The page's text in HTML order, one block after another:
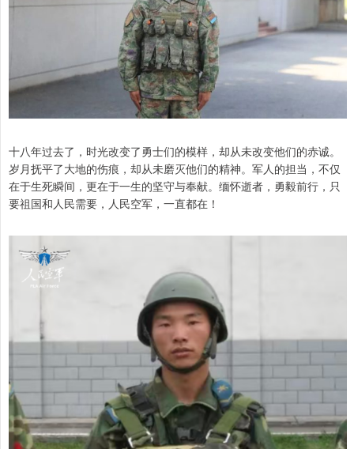
十八年过去了，时光改变了勇士们的模样，却从未改变他们的赤诚。
岁月抚平了大地的伤痕，却从未磨灭他们的精神。军人的担当，不仅
在于生死瞬间，更在于一生的坚守与奉献。缅怀逝者，勇毅前行，只
要祖国和人民需要，人民空军，一直都在！